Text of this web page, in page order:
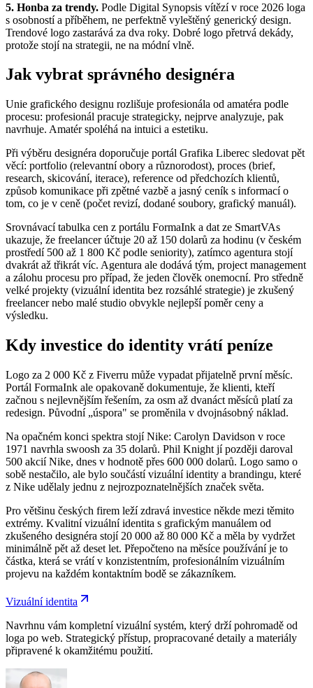
5. Honba za trendy. Podle Digital Synopsis vítězí v roce 2026 loga
s osobností a příběhem, ne perfektně vyleštěný generický design.
Trendové logo zastarává za dva roky. Dobré logo přetrvá dekády,
protože stojí na strategii, ne na módní vlně.
Jak vybrat správného designéra
Unie grafického designu rozlišuje profesionála od amatéra podle
procesu: profesionál pracuje strategicky, nejprve analyzuje, pak
navrhuje. Amatér spoléhá na intuici a estetiku.
Při výběru designéra doporučuje portál Grafika Liberec sledovat pět
věcí: portfolio (relevantní obory a různorodost), proces (brief,
research, skicování, iterace), reference od předchozích klientů,
způsob komunikace při zpětné vazbě a jasný ceník s informací o
tom, co je v ceně (počet revizí, dodané soubory, grafický manuál).
Srovnávací tabulka cen z portálu FormaInk a dat ze SmartVAs
ukazuje, že freelancer účtuje 20 až 150 dolarů za hodinu (v českém
prostředí 500 až 1 800 Kč podle seniority), zatímco agentura stojí
dvakrát až třikrát víc. Agentura ale dodává tým, project management
a zálohu procesu pro případ, že jeden člověk onemocní. Pro středně
velké projekty (vizuální identita bez rozsáhlé strategie) je zkušený
freelancer nebo malé studio obvykle nejlepší poměr ceny a
výsledku.
Kdy investice do identity vrátí peníze
Logo za 2 000 Kč z Fiverru může vypadat přijatelně první měsíc.
Portál FormaInk ale opakovaně dokumentuje, že klienti, kteří
začnou s nejlevnějším řešením, za osm až dvanáct měsíců platí za
redesign. Původní „úspora" se proměnila v dvojnásobný náklad.
Na opačném konci spektra stojí Nike: Carolyn Davidson v roce
1971 navrhla swoosh za 35 dolarů. Phil Knight jí později daroval
500 akcií Nike, dnes v hodnotě přes 600 000 dolarů. Logo samo o
sobě nestačilo, ale bylo součástí vizuální identity a brandingu, které
z Nike udělaly jednu z nejrozpoznatelnějších značek světa.
Pro většinu českých firem leží zdravá investice někde mezi těmito
extrémy. Kvalitní vizuální identita s grafickým manuálem od
zkušeného designéra stojí 20 000 až 80 000 Kč a měla by vydržet
minimálně pět až deset let. Přepočteno na měsíce používání je to
částka, která se vrátí v konzistentním, profesionálním vizuálním
projevu na každém kontaktním bodě se zákazníkem.
Vizuální identita
Navrhnu vám kompletní vizuální systém, který drží pohromadě od
loga po web. Strategický přístup, propracované detaily a materiály
připravené k okamžitému použití.